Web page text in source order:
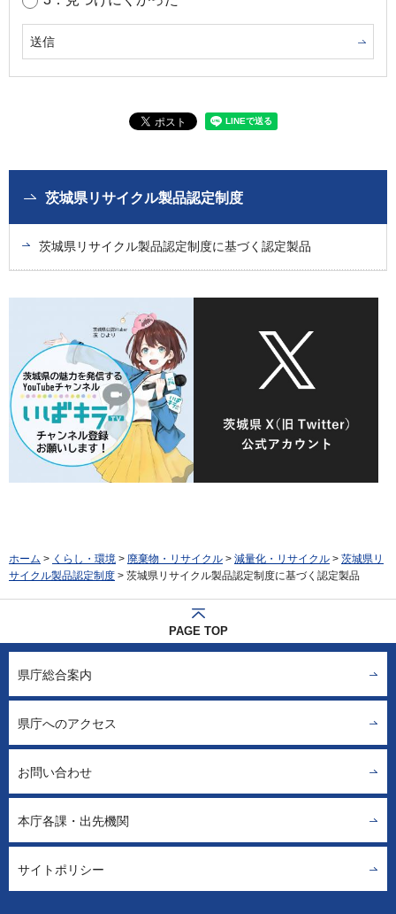
茨城県リサイクル製品認定制度
茨城県リサイクル製品認定制度に基づく認定製品
ホーム > くらし・環境 > 廃棄物・リサイクル > 減量化・リサイクル > 茨城県リ
サイクル製品認定制度 > 茨城県リサイクル製品認定制度に基づく認定製品
PAGE TOP
県庁総合案内
県庁へのアクセス
お問い合わせ
本庁各課・出先機関
サイトポリシー